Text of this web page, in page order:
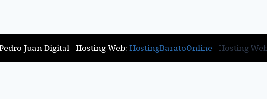
Juan Digital - Hosting Web: HostingBaratoOnline- Hosting